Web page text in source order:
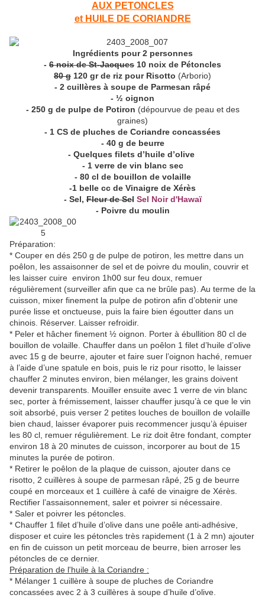
AUX PETONCLES
et HUILE DE CORIANDRE
Ingrédients pour 2 personnes
- 6 noix de St-Jacques 10 noix de Pétoncles
80 g 120 gr de riz pour Risotto (Arborio)
- 2 cuillères à soupe de Parmesan râpé
- ½ oignon
- 250 g de pulpe de Potiron (dépourvue de peau et des
graines)
- 1 CS de pluches de Coriandre concassées
- 40 g de beurre
- Quelques filets d’huile d’olive
- 1 verre de vin blanc sec
- 80 cl de bouillon de volaille
-1 belle cc de Vinaigre de Xérès
- Sel,Fleur de Sel Sel Noir d'Hawaï
- Poivre du moulin
Préparation:
* Couper en dés 250 g de pulpe de potiron, les mettre dans un
poêlon, les assaisonner de sel et de poivre du moulin, couvrir et
les laisser cuire environ 1h00 sur feu doux, remuer
régulièrement (surveiller afin que ca ne brûle pas). Au terme de la
cuisson, mixer finement la pulpe de potiron afin d’obtenir une
purée lisse et onctueuse, puis la faire bien égoutter dans un
chinois. Réserver. Laisser refroidir.
* Peler et hâcher finement ½ oignon. Porter à ébullition 80 cl de
bouillon de volaille. Chauffer dans un poêlon 1 filet d’huile d’olive
avec 15 g de beurre, ajouter et faire suer l’oignon haché, remuer
à l’aide d’une spatule en bois, puis le riz pour risotto, le laisser
chauffer 2 minutes environ, bien mélanger, les grains doivent
devenir transparents. Mouiller ensuite avec 1 verre de vin blanc
sec, porter à frémissement, laisser chauffer jusqu’à ce que le vin
soit absorbé, puis verser 2 petites louches de bouillon de volaille
bien chaud, laisser évaporer puis recommencer jusqu’à épuiser
les 80 cl, remuer régulièrement. Le riz doit être fondant, compter
environ 18 à 20 minutes de cuisson, incorporer au bout de 15
minutes la purée de potiron.
* Retirer le poêlon de la plaque de cuisson, ajouter dans ce
risotto, 2 cuillères à soupe de parmesan râpé, 25 g de beurre
coupé en morceaux et 1 cuillère à café de vinaigre de Xérès.
Rectifier l’assaisonnement, saler et poivrer si nécessaire.
* Saler et poivrer les pétoncles.
* Chauffer 1 filet d’huile d’olive dans une poêle anti-adhésive,
disposer et cuire les pétoncles très rapidement (1 à 2 mn) ajouter
en fin de cuisson un petit morceau de beurre, bien arroser les
pétoncles de ce dernier.
Préparation de l'huile à la Coriandre :
* Mélanger 1 cuillère à soupe de pluches de Coriandre
concassées avec 2 à 3 cuillères à soupe d’huile d’olive.